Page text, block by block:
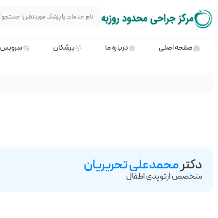
صفحه اصلی درباره ما پزشکان
دکترمحمدعلی تحریریان
متخصص ارتوپدی اطفال